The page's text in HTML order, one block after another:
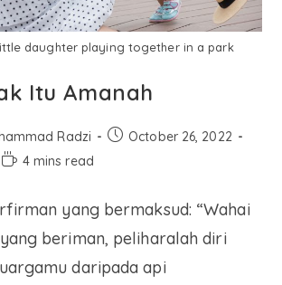
daughter playing together in a park
Itu Amanah
Radzi
October 26, 2022
4 mins read
yang bermaksud: “Wahai
beriman, peliharalah diri
daripada api